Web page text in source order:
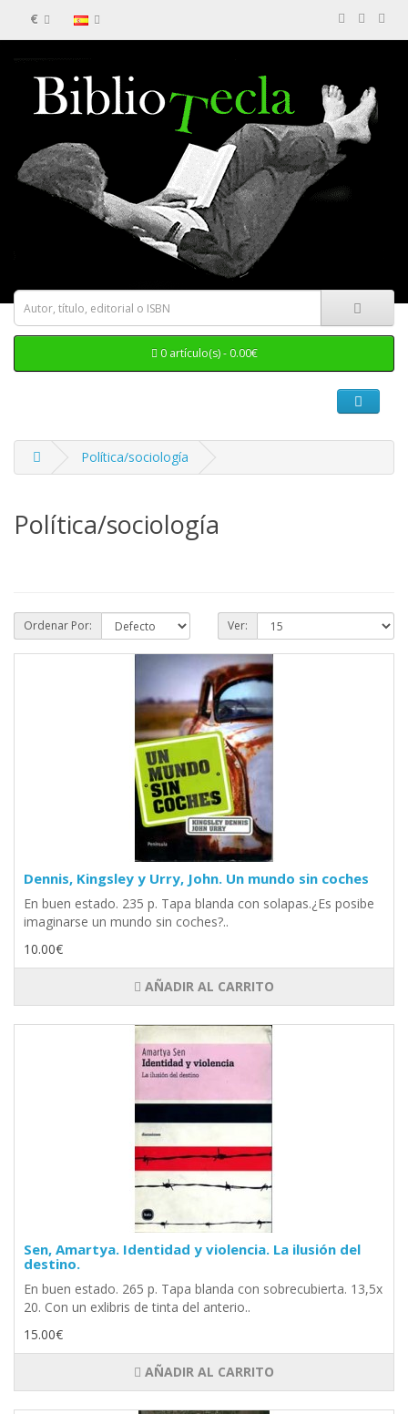
€
0 artículo(s) - 0.00€
Política/sociología
Política/sociología
Ordenar Por: Ver:
Dennis, Kingsley y Urry, John. Un mundo sin coches
En buen estado. 235 p. Tapa blanda con solapas.¿Es posibe
imaginarse un mundo sin coches?..
10.00€
AÑADIR AL CARRITO
Sen, Amartya. Identidad y violencia. La ilusión del
destino.
En buen estado. 265 p. Tapa blanda con sobrecubierta. 13,5x
20. Con un exlibris de tinta del anterio..
15.00€
AÑADIR AL CARRITO